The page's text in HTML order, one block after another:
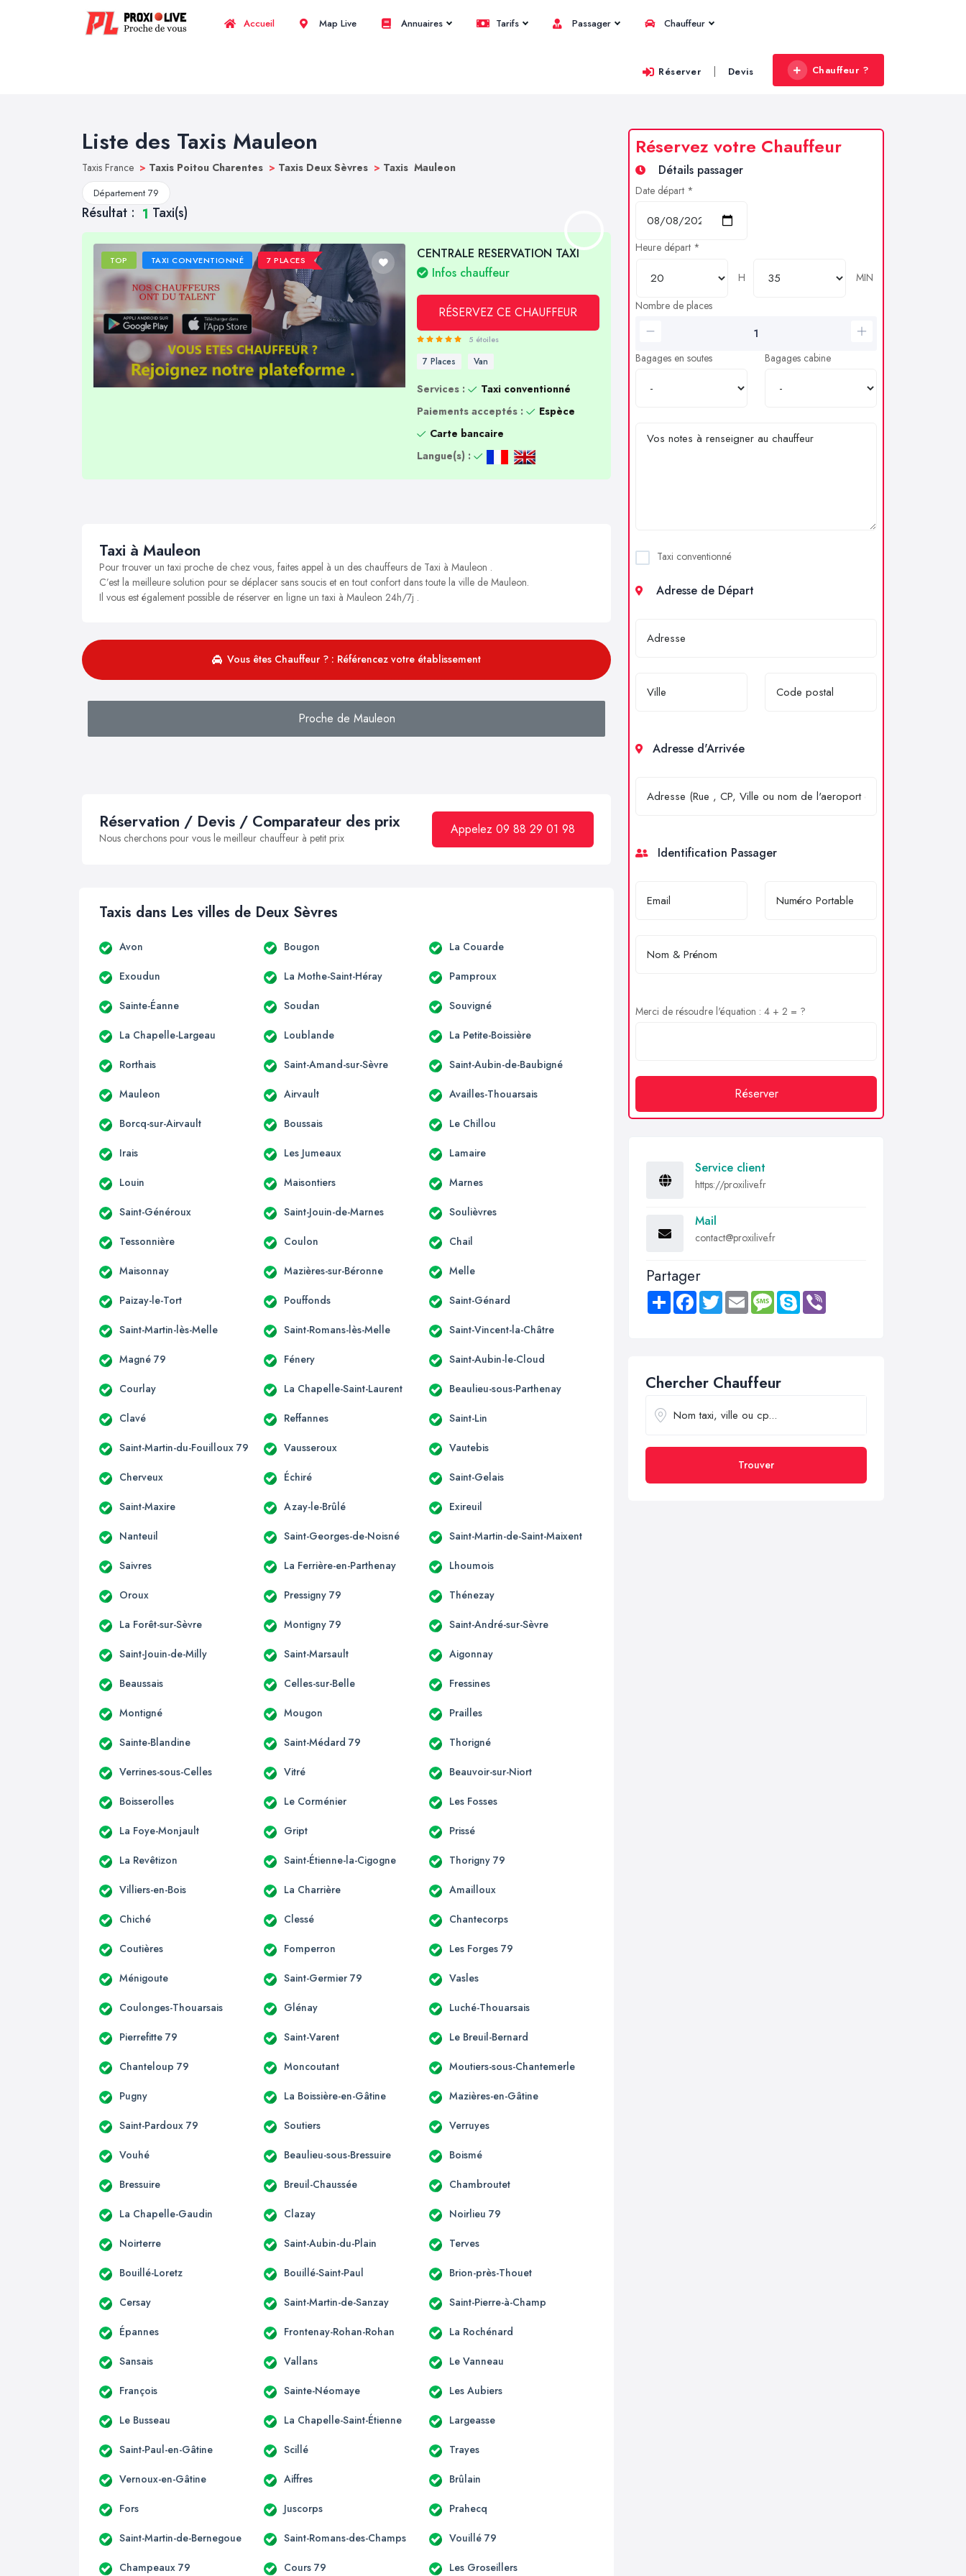
Accueil Map Live Annuaires Tarifs Passager Chauffeur
Réserver | Devis Chauffeur ?
Liste des Taxis Mauleon
Taxis France > Taxis Poitou Charentes > Taxis Deux Sèvres > Taxis Mauleon
Département 79
Résultat : 1 Taxi(s)
TOP TAXI CONVENTIONNÉ 7 PLACES
CENTRALE RESERVATION TAXI
Infos chauffeur
RÉSERVEZ CE CHAUFFEUR
5 étoiles
7 Places Van
Services :
Taxi conventionné
Paiements acceptés :
Espèce
Carte bancaire
Langue(s) :
Taxi à Mauleon
Pour trouver un taxi proche de chez vous, faites appel à un des chauffeurs de Taxi à Mauleon .
C’est la meilleure solution pour se déplacer sans soucis et en tout confort dans toute la ville de Mauleon.
Il vous est également possible de réserver en ligne un taxi à Mauleon 24h/7j .
Vous êtes Chauffeur ? : Référencez votre établissement
Proche de Mauleon
Réservation / Devis / Comparateur des prix
Nous cherchons pour vous le meilleur chauffeur à petit prix
Appelez 09 88 29 01 98
Taxis dans Les villes de Deux Sèvres
Avon Bougon La Couarde
Exoudun La Mothe-Saint-Héray Pamproux
Sainte-Éanne Soudan Souvigné
La Chapelle-Largeau Loublande La Petite-Boissière
Rorthais Saint-Amand-sur-Sèvre Saint-Aubin-de-Baubigné
Mauleon Airvault Availles-Thouarsais
Borcq-sur-Airvault Boussais Le Chillou
Irais Les Jumeaux Lamaire
Louin Maisontiers Marnes
Saint-Généroux Saint-Jouin-de-Marnes Soulièvres
Tessonnière Coulon Chail
Maisonnay Mazières-sur-Béronne Melle
Paizay-le-Tort Pouffonds Saint-Génard
Saint-Martin-lès-Melle Saint-Romans-lès-Melle Saint-Vincent-la-Châtre
Magné 79 Fénery Saint-Aubin-le-Cloud
Courlay La Chapelle-Saint-Laurent Beaulieu-sous-Parthenay
Clavé Reffannes Saint-Lin
Saint-Martin-du-Fouilloux 79 Vausseroux Vautebis
Cherveux Échiré Saint-Gelais
Saint-Maxire Azay-le-Brûlé Exireuil
Nanteuil Saint-Georges-de-Noisné Saint-Martin-de-Saint-Maixent
Saivres La Ferrière-en-Parthenay Lhoumois
Oroux Pressigny 79 Thénezay
La Forêt-sur-Sèvre Montigny 79 Saint-André-sur-Sèvre
Saint-Jouin-de-Milly Saint-Marsault Aigonnay
Beaussais Celles-sur-Belle Fressines
Montigné Mougon Prailles
Sainte-Blandine Saint-Médard 79 Thorigné
Verrines-sous-Celles Vitré Beauvoir-sur-Niort
Boisserolles Le Corménier Les Fosses
La Foye-Monjault Gript Prissé
La Revêtizon Saint-Étienne-la-Cigogne Thorigny 79
Villiers-en-Bois La Charrière Amailloux
Chiché Clessé Chantecorps
Coutières Fomperron Les Forges 79
Ménigoute Saint-Germier 79 Vasles
Coulonges-Thouarsais Glénay Luché-Thouarsais
Pierrefitte 79 Saint-Varent Le Breuil-Bernard
Chanteloup 79 Moncoutant Moutiers-sous-Chantemerle
Pugny La Boissière-en-Gâtine Mazières-en-Gâtine
Saint-Pardoux 79 Soutiers Verruyes
Vouhé Beaulieu-sous-Bressuire Boismé
Bressuire Breuil-Chaussée Chambroutet
La Chapelle-Gaudin Clazay Noirlieu 79
Noirterre Saint-Aubin-du-Plain Terves
Bouillé-Loretz Bouillé-Saint-Paul Brion-près-Thouet
Cersay Saint-Martin-de-Sanzay Saint-Pierre-à-Champ
Épannes Frontenay-Rohan-Rohan La Rochénard
Sansais Vallans Le Vanneau
François Sainte-Néomaye Les Aubiers
Le Busseau La Chapelle-Saint-Étienne Largeasse
Saint-Paul-en-Gâtine Scillé Trayes
Vernoux-en-Gâtine Aiffres Brûlain
Fors Juscorps Prahecq
Saint-Martin-de-Bernegoue Saint-Romans-des-Champs Vouillé 79
Champeaux 79 Cours 79 Les Groseillers
Réservez votre Chauffeur
Détails passager
Date départ *
Heure départ *
H
MIN
Nombre de places
Bagages en soutes Bagages cabine
Taxi conventionné
Adresse de Départ
Adresse d'Arrivée
Identification Passager
Merci de résoudre l'équation : 4 + 2 = ?
Réserver
Service client
https://proxilive.fr
Mail
contact@proxilive.fr
Partager
Share FacebookTwitter Email MessageSkype
Chercher Chauffeur
Trouver